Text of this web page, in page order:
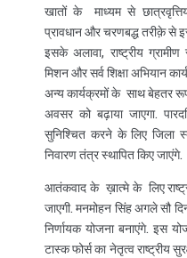
खातों के माध्यम से
प्रावधान और चरणबद्ध तरीक़े से इसे
इसके अलावा, राष्ट्रीय ग्रामीण
मिशन और सर्व शिक्षा अभियान
अन्य कार्यक्रमों के साथ बेहतर
अवसर को बढ़ाया जाएगा.
सुनिश्चित करने के लिए जिला
निवारण तंत्र स्थापित किए जाएंगे.
आतंकवाद के ख़ात्मे के लिए
जाएगी. मनमोहन सिंह अगले सौ
निर्णायक योजना बनाएंगे. इस
टास्क फोर्स का नेतृत्व राष्ट्रीय